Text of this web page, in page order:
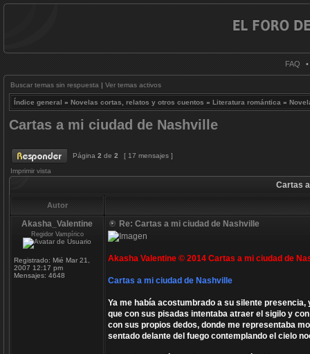
FAQ •
Buscar temas sin respuesta | Ver temas activos
Índice general » Novelas cortas, relatos y otros cuentos » Literatura romántica »
Cartas a mi ciudad de Nashville
Página 2 de 2
[ 17 mensajes ]
Imprimir vista
Cartas
Autor
Akasha_Valentine
Regidor Vampírico
Registrado: Mié Mar 21,
2007 12:17 pm
Mensajes: 4648
Re: Cartas a mi ciudad de Nashville
Akasha Valentine © 2014 Cartas a mi ciudad de
Cartas a mi ciudad de Nashville
Ya me había acostumbrado a su silente
que con sus pisadas intentaba atraer el sigilo y
con sus propios dedos, donde me representaba
sentado delante del fuego contemplando el cielo